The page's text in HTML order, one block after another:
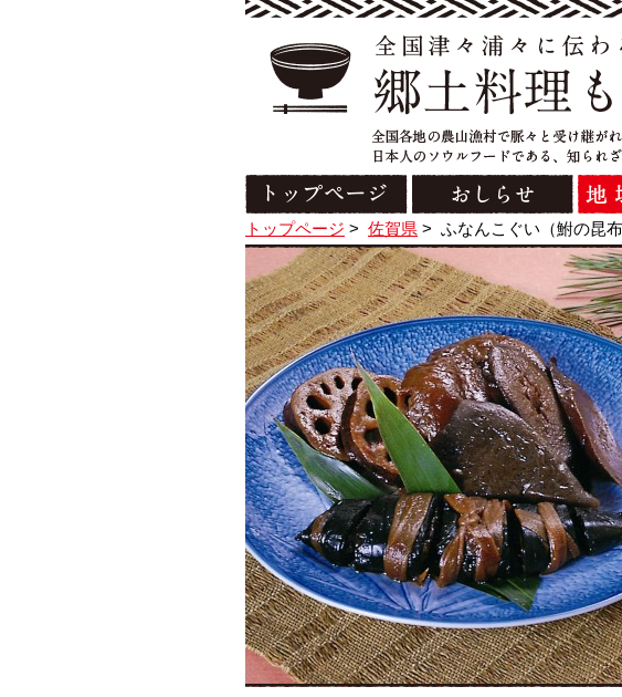
トップページ > 佐賀県 > ふなんこぐい（鮒の昆布